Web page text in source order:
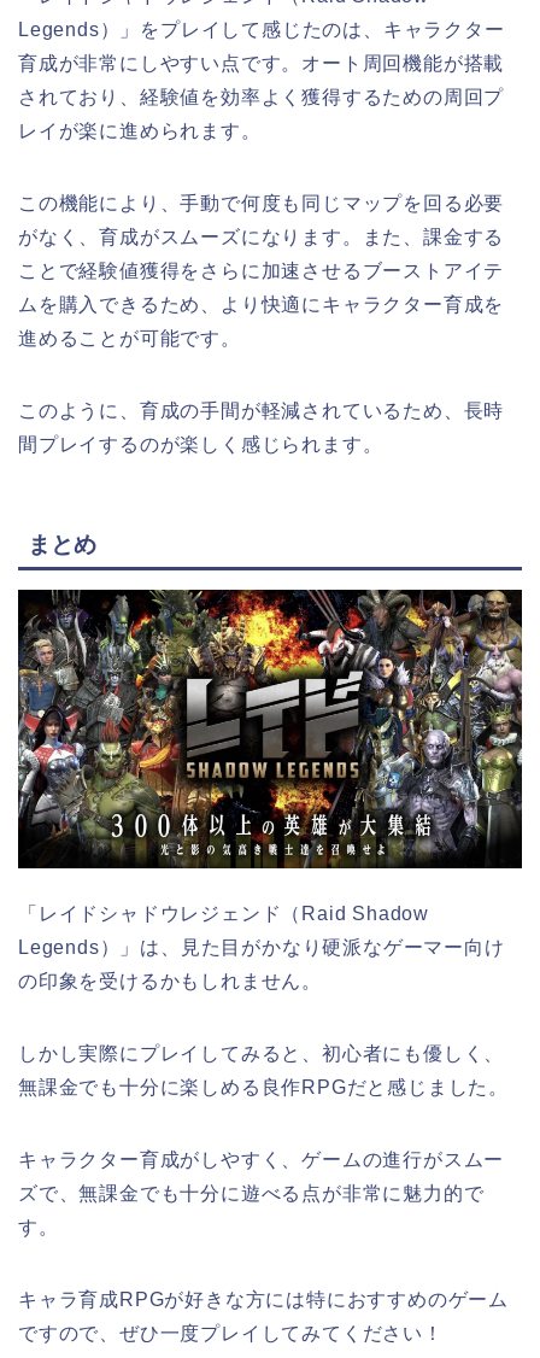
Legends）」をプレイして感じたのは、キャラクター
育成が非常にしやすい点です。オート周回機能が搭載
されており、経験値を効率よく獲得するための周回プ
レイが楽に進められます。
この機能により、手動で何度も同じマップを回る必要
がなく、育成がスムーズになります。また、課金する
ことで経験値獲得をさらに加速させるブーストアイテ
ムを購入できるため、より快適にキャラクター育成を
進めることが可能です。
このように、育成の手間が軽減されているため、長時
間プレイするのが楽しく感じられます。
まとめ
「レイドシャドウレジェンド（Raid Shadow
Legends）」は、見た目がかなり硬派なゲーマー向け
の印象を受けるかもしれません。
しかし実際にプレイしてみると、初心者にも優しく、
無課金でも十分に楽しめる良作RPGだと感じました。
キャラクター育成がしやすく、ゲームの進行がスムー
ズで、無課金でも十分に遊べる点が非常に魅力的で
す。
キャラ育成RPGが好きな方には特におすすめのゲーム
ですので、ぜひ一度プレイしてみてください！